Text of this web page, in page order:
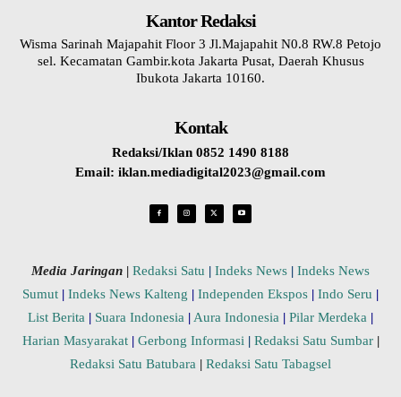
Kantor Redaksi
Wisma Sarinah Majapahit Floor 3 Jl.Majapahit N0.8 RW.8 Petojo
sel. Kecamatan Gambir.kota Jakarta Pusat, Daerah Khusus
Ibukota Jakarta 10160.
Kontak
Redaksi/Iklan 0852 1490 8188
Email: iklan.mediadigital2023@gmail.com
Media Jaringan | Redaksi Satu | Indeks News | Indeks News
Sumut | Indeks News Kalteng | Independen Ekspos | Indo Seru |
List Berita | Suara Indonesia | Aura Indonesia | Pilar Merdeka |
Harian Masyarakat | Gerbong Informasi | Redaksi Satu Sumbar |
Redaksi Satu Batubara | Redaksi Satu Tabagsel